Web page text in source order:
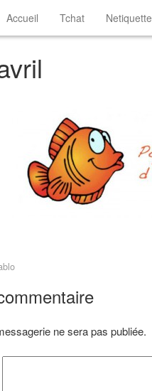
Accueil Tchat Netiquette
ne sera pas publiée.